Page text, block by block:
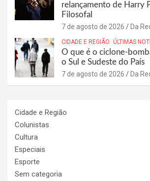
relançamento de Harry
Filosofal
7 de agosto de 2026 Da
CIDADE E REGIÃO ÚLTIMAS
O que é o ciclone-
o Sul e Sudeste do País
7 de agosto de 2026 Da
Cidade e Região
Colunistas
Cultura
Especiais
Esporte
Sem categoria